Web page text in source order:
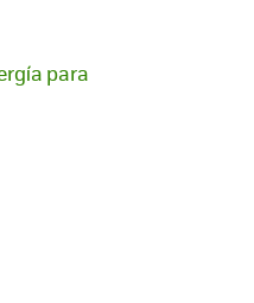
para